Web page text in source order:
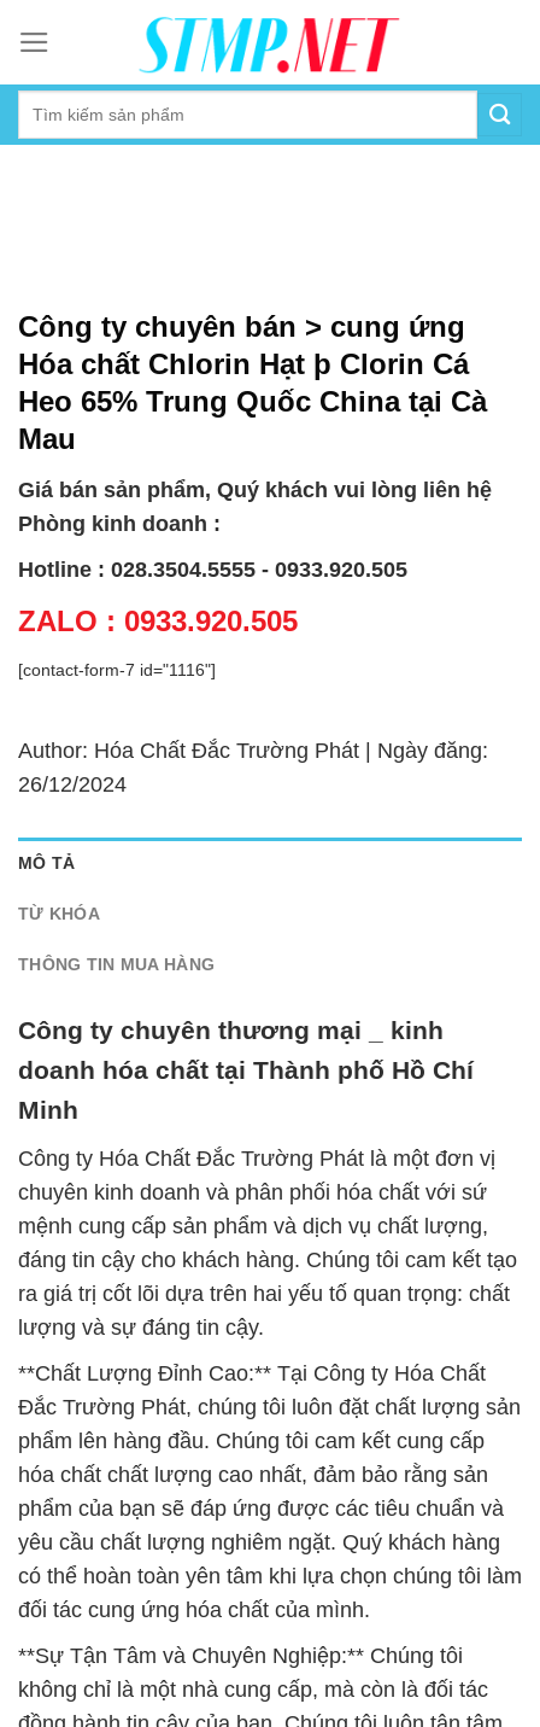
content
Công ty chuyên bán > cung ứng
Hóa chất Chlorin Hạt þ Clorin Cá
Heo 65% Trung Quốc China tại Cà
Mau
Giá bán sản phẩm, Quý khách vui lòng liên hệ
Phòng kinh doanh :
Hotline : 028.3504.5555 - 0933.920.505
ZALO : 0933.920.505
[contact-form-7 id="1116"]
Author: Hóa Chất Đắc Trường Phát | Ngày đăng:
26/12/2024
MÔ TẢ
TỪ KHÓA
THÔNG TIN MUA HÀNG
Công ty chuyên thương mại _ kinh
doanh hóa chất tại Thành phố Hồ Chí
Minh
Công ty Hóa Chất Đắc Trường Phát là một đơn vị
chuyên kinh doanh và phân phối hóa chất với sứ
mệnh cung cấp sản phẩm và dịch vụ chất lượng,
đáng tin cậy cho khách hàng. Chúng tôi cam kết tạo
ra giá trị cốt lõi dựa trên hai yếu tố quan trọng: chất
lượng và sự đáng tin cậy.
**Chất Lượng Đỉnh Cao:** Tại Công ty Hóa Chất
Đắc Trường Phát, chúng tôi luôn đặt chất lượng sản
phẩm lên hàng đầu. Chúng tôi cam kết cung cấp
hóa chất chất lượng cao nhất, đảm bảo rằng sản
phẩm của bạn sẽ đáp ứng được các tiêu chuẩn và
yêu cầu chất lượng nghiêm ngặt. Quý khách hàng
có thể hoàn toàn yên tâm khi lựa chọn chúng tôi làm
đối tác cung ứng hóa chất của mình.
**Sự Tận Tâm và Chuyên Nghiệp:** Chúng tôi
không chỉ là một nhà cung cấp, mà còn là đối tác